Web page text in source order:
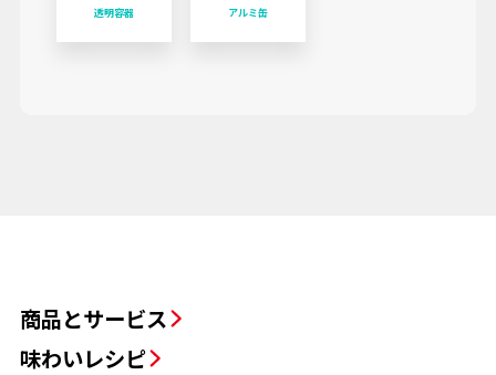
透明容器 アルミ缶
商品とサービス
味わいレシピ